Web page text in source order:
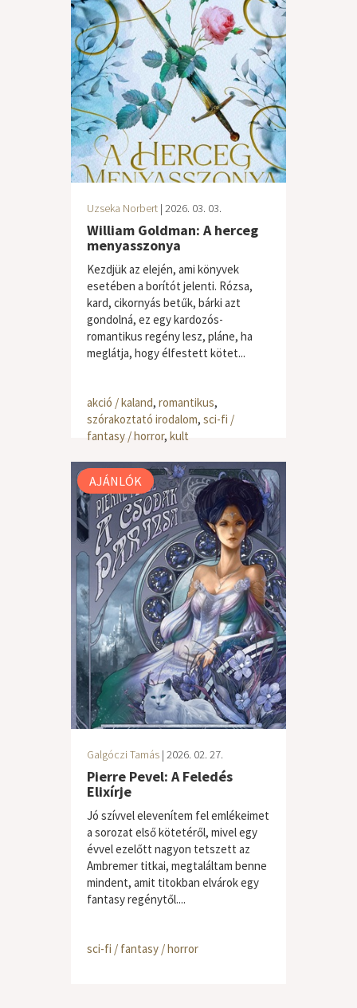
Uzseka Norbert | 2026. 03. 03.
William Goldman: A herceg
menyasszonya
Kezdjük az elején, ami könyvek
esetében a borítót jelenti. Rózsa,
kard, cikornyás betűk, bárki azt
gondolná, ez egy kardozós-
romantikus regény lesz, pláne, ha
meglátja, hogy élfestett kötet...
akció / kaland, romantikus,
szórakoztató irodalom, sci-fi /
fantasy / horror, kult
AJÁNLÓK
Galgóczi Tamás | 2026. 02. 27.
Pierre Pevel: A Feledés
Elixírje
Jó szívvel elevenítem fel emlékeimet
a sorozat első kötetéről, mivel egy
évvel ezelőtt nagyon tetszett az
Ambremer titkai, megtaláltam benne
mindent, amit titokban elvárok egy
fantasy regénytől....
sci-fi / fantasy / horror